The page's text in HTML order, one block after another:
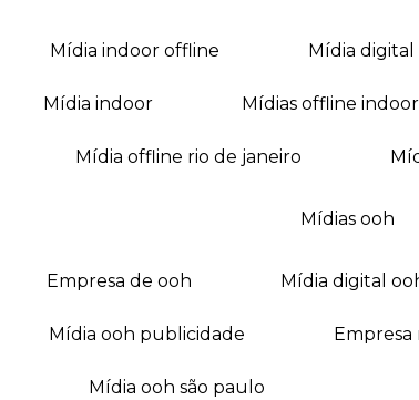
mídia indoor offline mídia
mídia indoor mídias offline indoor
mídia offline rio de janeiro
mídias ooh
empresa de ooh mídia digital
mídia ooh publicidade
mídia ooh são paulo